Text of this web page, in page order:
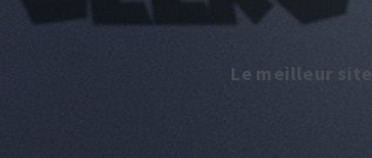
Le meilleur